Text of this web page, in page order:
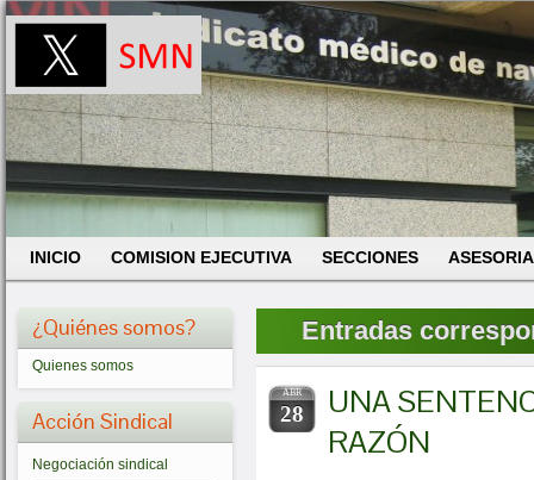
INICIO COMISION EJECUTIVA SECCIONES
¿Quiénes somos?
Quienes somos
Acción Sindical
Negociación sindical
Entradas
ABR
28
UNA
RAZÓN